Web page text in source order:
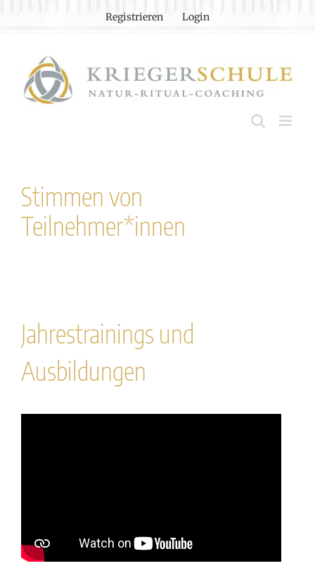
springen
Registrieren Login
Stimmen von
Teilnehmer*innen
Jahrestrainings und
Ausbildungen